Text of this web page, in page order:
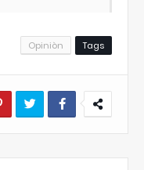
Tags
Opiniòn